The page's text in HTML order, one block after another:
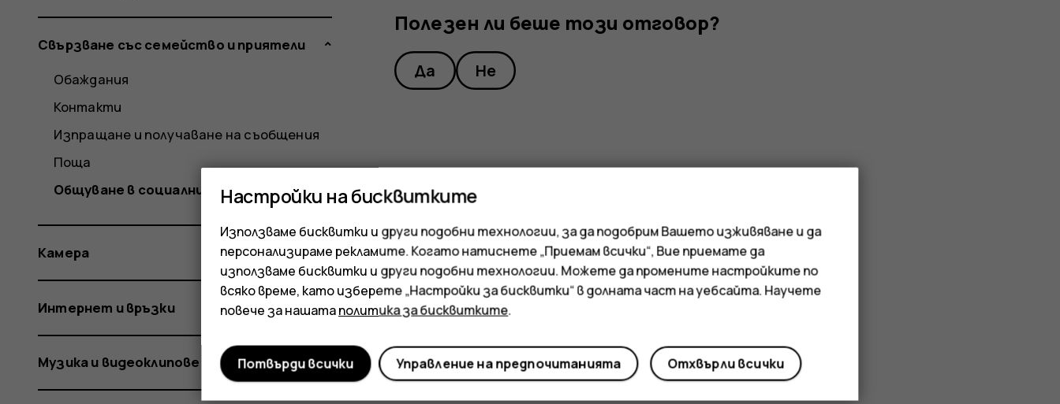
Полезен ли беше този отговор?
Да Не
Свързване със семейство и приятели
Обаждания
Контакти
Изпращане и получаване на съобщения
Поща
Общуване в социални медии
Камера
Интернет и връзки
Музика и видеоклипове
Настройки на бисквитките
Използваме бисквитки и други подобни технологии, за да подобрим Вашето изживяване и да
персонализираме рекламите. Когато натиснете „Приемам всички“, Вие приемате да
използваме бисквитки и други подобни технологии. Можете да промените настройките по
всяко време, като изберете „Настройки за бисквитки“ в долната част на уебсайта. Научете
повече за нашатаполитика за бисквитките.
Отхвърли всички
Управление на предпочитанията
Потвърди всички